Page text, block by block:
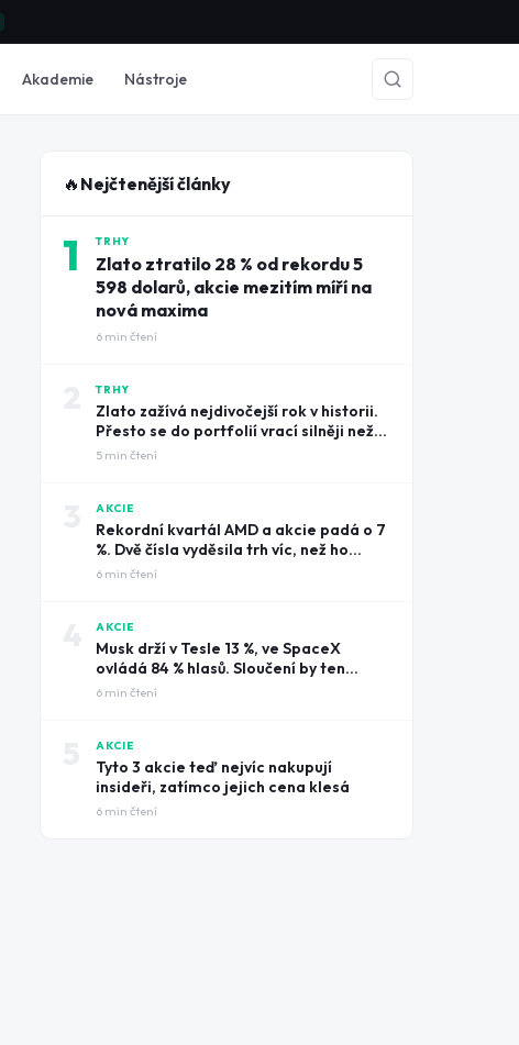
Akademie Nástroje
🔥 Nejčtenější články
1 TRHY
Zlato ztratilo 28 % od rekordu 5
598 dolarů, akcie mezitím míří na
nová maxima
6 min čtení
TRHY
Zlato zažívá nejdivočejší rok v historii.
Přesto se do portfolií vrací silněji než
kdy dřív
5 min čtení
AKCIE
Rekordní kvartál AMD a akcie padá o 7
%. Dvě čísla vyděsila trh víc, než ho
potěšily tržby
6 min čtení
AKCIE
Musk drží v Tesle 13 %, ve SpaceX
ovládá 84 % hlasů. Sloučení by ten
rozdíl smazalo
6 min čtení
AKCIE
Tyto 3 akcie teď nejvíc nakupují
insideři, zatímco jejich cena klesá
6 min čtení